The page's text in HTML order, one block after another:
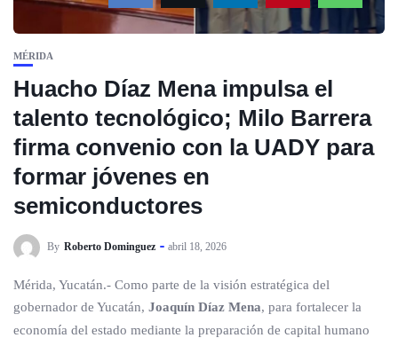
MÉRIDA
Huacho Díaz Mena impulsa el
talento tecnológico; Milo Barrera
firma convenio con la UADY para
formar jóvenes en
semiconductores
By Roberto Dominguez abril 18, 2026
Mérida, Yucatán.- Como parte de la visión estratégica del
gobernador de Yucatán, Joaquín Díaz Mena, para fortalecer la
economía del estado mediante la preparación de capital humano